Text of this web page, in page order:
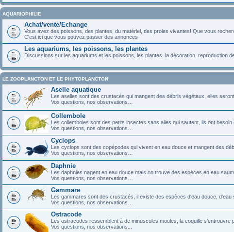
AQUARIOPHILIE
Achat/vente/Echange
Vous avez des poissons, des plantes, du matériel, des proies vivantes! Que vous
C'est ici que vous pouvez passer des annonces
Les aquariums, les poissons, les plantes
Discussions sur les aquariums et les poissons, les plantes, la décoration, reproduction de
LE ZOOPLANCTON ET LE PHYTOPLANCTON
Aselle aquatique
Les aselles sont des crustacés qui mangent des débris végétaux, elles
Vos questions, nos observations…
Collembole
Les collemboles sont des petits insectes sans ailes qui sautent, ils ont
Vos questions, nos observations…
Cyclops
Les cyclops sont des copépodes qui vivent en eau douce et mangent des
Vos questions, nos observations…
Daphnie
Les daphnies nagent en eau douce mais on trouve des espèces en eau
Vos questions, nos observations…
Gammare
Les gammares sont des crustacés, il existe des espèces d'eau douce,
Vos questions, nos observations…
Ostracode
Les ostracodes ressemblent à de minuscules moules, la coquille
Vos questions, nos observations...